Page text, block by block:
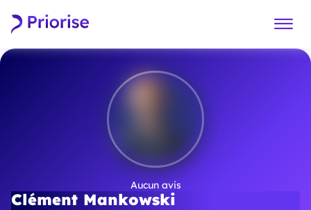
Aucun avis
Clément Mankowski